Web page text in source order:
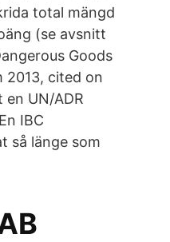
total mängd
(se avsnitt
Goods
2013, cited on
UN/ADR
IBC
så länge som